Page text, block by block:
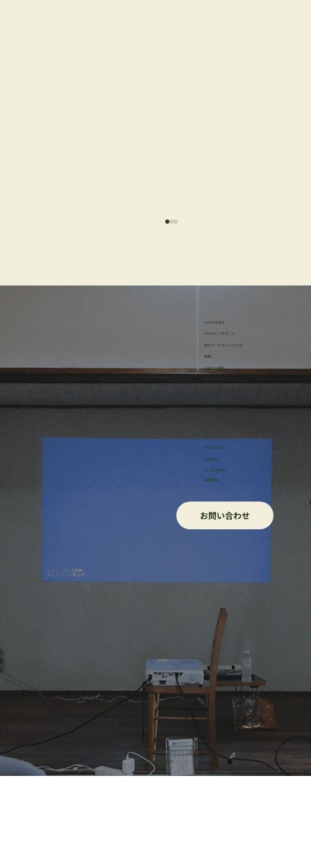
【レポート】地域でのチームのつくり方 -
超実践チームビルディング。ローカルプ
HONEを知る
HONEにできること
地方マーケティングとは
実績
お役立ち資料
・リサーチサポートプラン
・事業伴走プラン
ほねろぐ
HONEブログ
​お知らせ
よくある質問
採用情報
お問い合わせ
​プライバシーポリシー
© 2026 株式会社HONE